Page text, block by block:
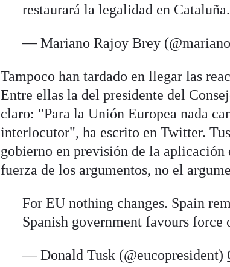
restaurará la legalidad en
— Mariano Rajoy Brey
Tampoco han tardado en llegar las
Entre ellas la del presidente del
claro: "Para la Unión Europea nada
interlocutor", ha escrito en Twitter.
gobierno en previsión de la
fuerza de los argumentos, no el
For EU nothing changes. Spain
Spanish government favours
— Donald Tusk (@eucopresident)